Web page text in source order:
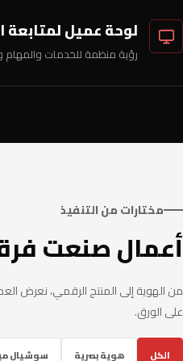
لوحة عميل لمتابعة
رؤية منظمة للخدمات والمهام
مختارات من التنفيذ
أعمال صنعت
من الهوية إلى المنتج الرقمي، نعرض
على الورق.
الكل هوية بصرية سوشيال